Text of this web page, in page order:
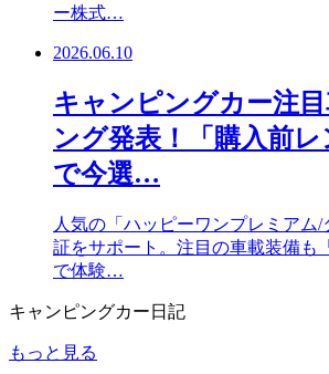
ー株式…
2026.06.10
キャンピングカー注
ング発表！「購入前レ
で今選…
人気の「ハッピーワンプレミアム
証をサポート。注目の車載装備も
で体験…
キャンピングカー日記
もっと見る